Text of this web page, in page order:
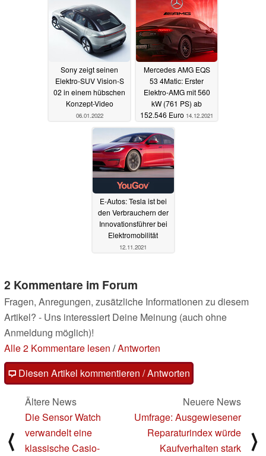
11.01.2022
Sony zeigt seinen
Elektro-SUV Vision-S
02 in einem hübschen
Konzept-Video
06.01.2022
Mercedes AMG EQS
53 4Matic: Erster
Elektro-AMG mit 560
kW (761 PS) ab
152.546 Euro 14.12.2021
E-Autos: Tesla ist bei
den Verbrauchern der
Innovationsführer bei
Elektromobilität
12.11.2021
2 Kommentare im Forum
Fragen, Anregungen, zusätzliche Informationen zu diesem
Artikel? - Uns interessiert Deine Meinung (auch ohne
Anmeldung möglich)!
Alle 2 Kommentare lesen /Antworten
Diesen Artikel kommentieren / Antworten
⟨
Ältere News
Die Sensor Watch
verwandelt eine
klassische Casio-
Neuere News
Umfrage: Ausgewiesener
Reparaturindex würde
Kaufverhalten stark
⟩